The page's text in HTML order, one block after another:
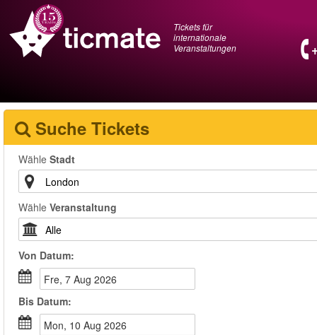
Tickets für
internationale
Veranstaltungen
Suche Tickets
Wähle Stadt
Wähle Veranstaltung
Von Datum:
Fre, 7 Aug 2026
Bis Datum:
Mon, 10 Aug 2026